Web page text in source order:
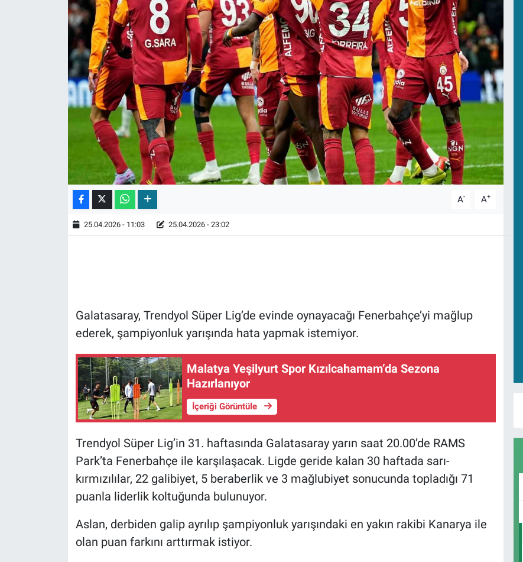
A- A+
25.04.2026 - 11:03 25.04.2026 - 23:02
Galatasaray, Trendyol Süper Lig’de evinde oynayacağı Fenerbahçe’yi mağlup
ederek, şampiyonluk yarışında hata yapmak istemiyor.
Malatya Yeşilyurt Spor Kızılcahamam’da Sezona
Hazırlanıyor
İçeriği Görüntüle
Trendyol Süper Lig’in 31. haftasında Galatasaray yarın saat 20.00’de RAMS
Park’ta Fenerbahçe ile karşılaşacak. Ligde geride kalan 30 haftada sarı-
kırmızılılar, 22 galibiyet, 5 beraberlik ve 3 mağlubiyet sonucunda topladığı 71
puanla liderlik koltuğunda bulunuyor.
Aslan, derbiden galip ayrılıp şampiyonluk yarışındaki en yakın rakibi Kanarya ile
olan puan farkını arttırmak istiyor.